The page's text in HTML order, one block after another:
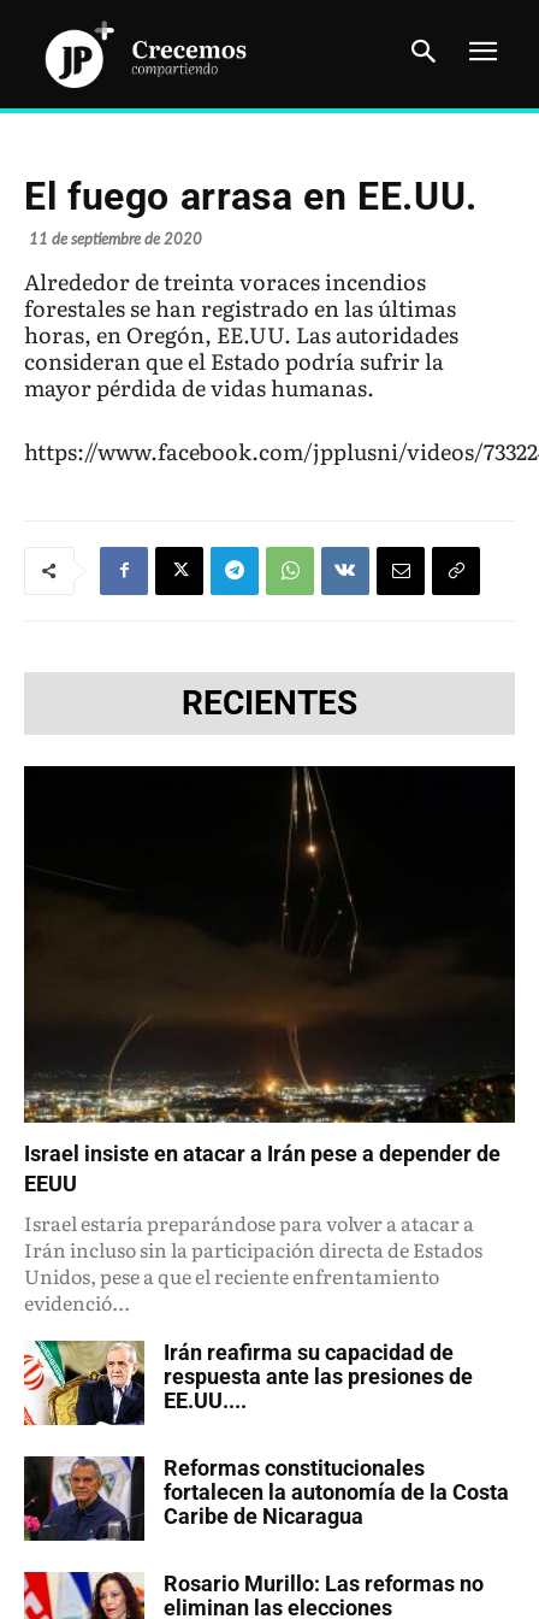
El fuego arrasa en EE.UU.
11 de septiembre de 2020
Alrededor de treinta voraces incendios
forestales se han registrado en las últimas
horas, en Oregón, EE.UU. Las autoridades
consideran que el Estado podría sufrir la
mayor pérdida de vidas humanas.
https://www.facebook.com/jpplusni/videos/
RECIENTES
Israel insiste en atacar a Irán pese a depender de
EEUU
Israel estaría preparándose para volver a atacar a
Irán incluso sin la participación directa de Estados
Unidos, pese a que el reciente enfrentamiento
evidenció...
Irán reafirma su capacidad de
respuesta ante las presiones de
EE.UU....
Reformas constitucionales
fortalecen la autonomía de la Costa
Caribe de Nicaragua
Rosario Murillo: Las reformas no
eliminan las elecciones